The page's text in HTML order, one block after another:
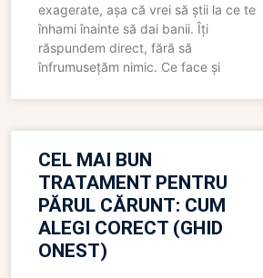
exagerate, așa că vrei să știi la ce te
înhami înainte să dai banii. Îți
răspundem direct, fără să
înfrumusețăm nimic. Ce face și
CEL MAI BUN
TRATAMENT PENTRU
PĂRUL CĂRUNT: CUM
ALEGI CORECT (GHID
ONEST)